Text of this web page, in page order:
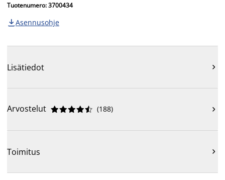
Tuotenumero: 3700434
 Asennusohje
Lisätiedot 
Arvostelut 




 (188) 
Toimitus 